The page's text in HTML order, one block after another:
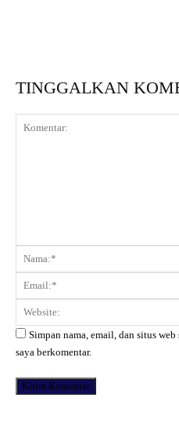
TINGGALKAN
Komentar:
Simpan nama, email, dan situs
saya berkomentar.